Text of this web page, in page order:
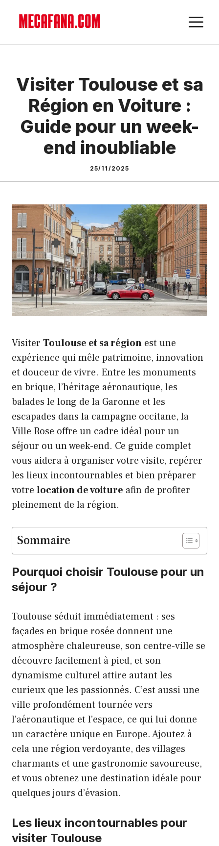
Visiter Toulouse et sa
Région en Voiture :
Guide pour un week-
end inoubliable
25/11/2025
Visiter Toulouse et sa région est une
expérience qui mêle patrimoine, innovation
et douceur de vivre. Entre les monuments
en brique, l’héritage aéronautique, les
balades le long de la Garonne et les
escapades dans la campagne occitane, la
Ville Rose offre un cadre idéal pour un
séjour ou un week-end. Ce guide complet
vous aidera à organiser votre visite, repérer
les lieux incontournables et bien préparer
votre location de voiture afin de profiter
pleinement de la région.
Sommaire
Pourquoi choisir Toulouse pour un
séjour ?
Toulouse séduit immédiatement : ses
façades en brique rosée donnent une
atmosphère chaleureuse, son centre-ville se
découvre facilement à pied, et son
dynamisme culturel attire autant les
curieux que les passionnés. C’est aussi une
ville profondément tournée vers
l’aéronautique et l’espace, ce qui lui donne
un caractère unique en Europe. Ajoutez à
cela une région verdoyante, des villages
charmants et une gastronomie savoureuse,
et vous obtenez une destination idéale pour
quelques jours d’évasion.
Les lieux incontournables pour
visiter Toulouse